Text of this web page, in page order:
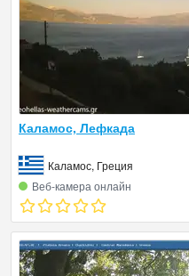
Каламос, Лефкада
Каламос, Греция
Веб‑камера онлайн